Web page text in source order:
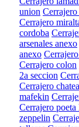
union
Cerrajero
cordoba
arsenales anexo
anexo
Cerrajero colon
2a seccion
Cerrajero
mafekin
Cerrajero poeta
zeppelin